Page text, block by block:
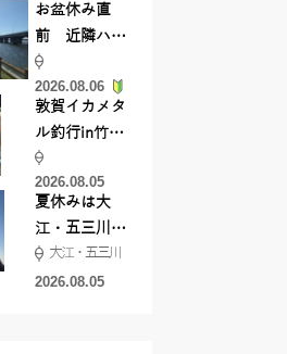
お盆休み直
前 近隣ハゼ
釣り場調査し
てきました
2026.08.06
敦賀イカメタ
ル釣行in竹宝
丸様 釣り方で
釣果が激変！
竿頭を取った
パターンと
は？
2026.08.05
夏休みは大
江・五三川で
バスフィッシ
ング♪
大江・五三川
2026.08.05